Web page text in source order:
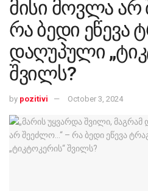
მისი მოვლა არ
რა ბედი ეწევა
დაღუპული
შვილს?
by pozitivi October 3, 2024